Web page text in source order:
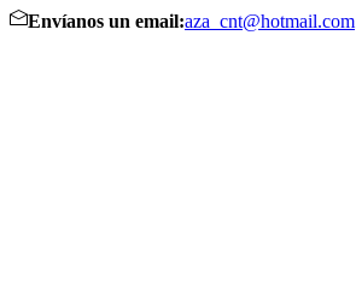
Envíanos un email:aza_cnt@hotmail.com